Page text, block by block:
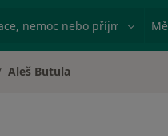
nemoc nebo příjmení
města
Aleš Butula